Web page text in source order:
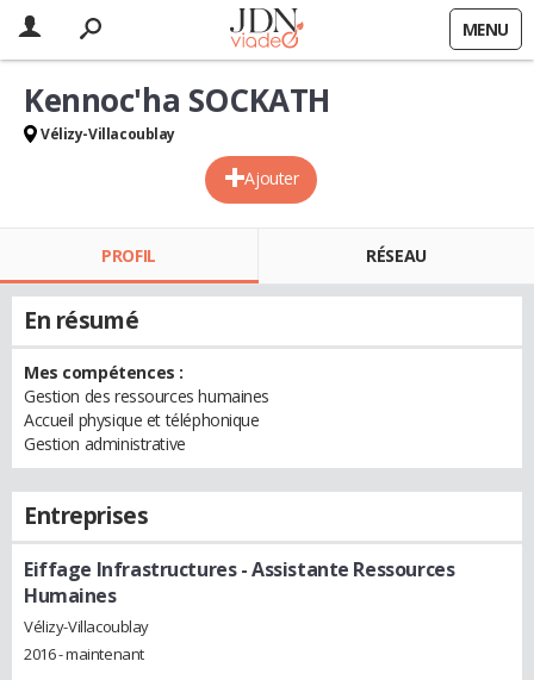
MENU
Ajouter
Kennoc'ha SOCKATH
Vélizy-Villacoublay
PROFIL RÉSEAU
En résumé
Mes compétences :
Gestion des ressources humaines
Accueil physique et téléphonique
Gestion administrative
Entreprises
Eiffage Infrastructures- Assistante Ressources
Humaines
Vélizy-Villacoublay
2016 - maintenant